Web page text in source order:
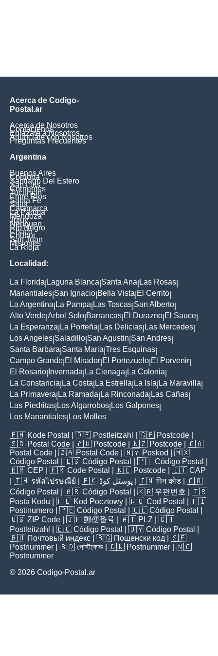
Acerca de Codigo-
Postal.ar
Acerca de Nosotros
Contáctenos
Enlázate a Nosotros
Anúnciate con Nosotros
Preguntas Frecuentes
Argentina
Buenos Aires
Cordoba
Santiago Del Estero
San Luis
Corrientes
Tucuman
Entre Rios
Santa Fe
Salta
Catamarca
La Pampa
Mendoza
Jujuy
Neuquen
Rio Negro
Chaco
Chubut
San Juan
Misiones
La Rioja
Localidad:
La Florida Laguna Blanca Santa Ana Las Rosas
Manantiales San Ignacio Bella Vista El Cerrito
La Argentina La Pampa Las Toscas San Alberto
Alto Verde Arbol Solo Barrancas El Durazno El Sauce
La Esperanza La Porteña Las Delicias Las Mercedes
Los Angeles Saladillo San Agustin San Andres
Santa Barbara Santa Maria Tres Esquinas
Campo Grande El Mirador El Portezuelo El Porvenir
El Rosario Invernada La Cienaga La Colonia
La Constancia La Costa La Estrella La Isla La Maravilla
La Primavera La Ramada La Rinconada Las Cañas
Las Piedritas Los Algarrobos Los Galpones
Los Manantiales Los Molles
🇵🇭 Kode Postal | 🇩🇪 Postleitzahl | 🇬🇧 Postcode
🇸🇬 Postal Code | 🇦🇺 Postcode | 🇳🇿 Postcode | 🇨🇦
Postal Code | 🇿🇦 Postal Code | 🇲🇾 Poskod
| 🇲🇽
Código Postal
| 🇪🇸 Código Postal | 🇵🇹 Código Postal
🇧🇷 CEP | 🇫🇷 Code Postal | 🇳🇱 Postcode | 🇮🇹 CAP
| 🇹🇭 รหัสไปรษณีย์ | 🇵🇰 پوسٹل کوڈ | 🇮🇳पिन कोड | 🇨🇴
Código Postal
| 🇦🇷 Código Postal | 🇰🇷 우편번호
| 🇹🇷
Posta Kodu | 🇵🇱 Kod Pocztowy | 🇷🇴 Cod Poștal
| 🇫🇮
Postinumero | 🇵🇪 Código Postal | 🇨🇱 Código Postal
🇺🇸 ZIP Code | 🇯🇵 郵便番号 | 🇦🇹 PLZ | 🇨🇭
Postleitzahl
| 🇪🇨 Código Postal | 🇺🇾 Código Postal
🇷🇺 Почтовый индекс | 🇧🇬 Пощенски код | 🇸🇪
Postnummer | 🇧🇩 পোস্টকোড | 🇩🇰 Postnummer | 🇳🇴
Postnummer
© 2026 Codigo-Postal.ar